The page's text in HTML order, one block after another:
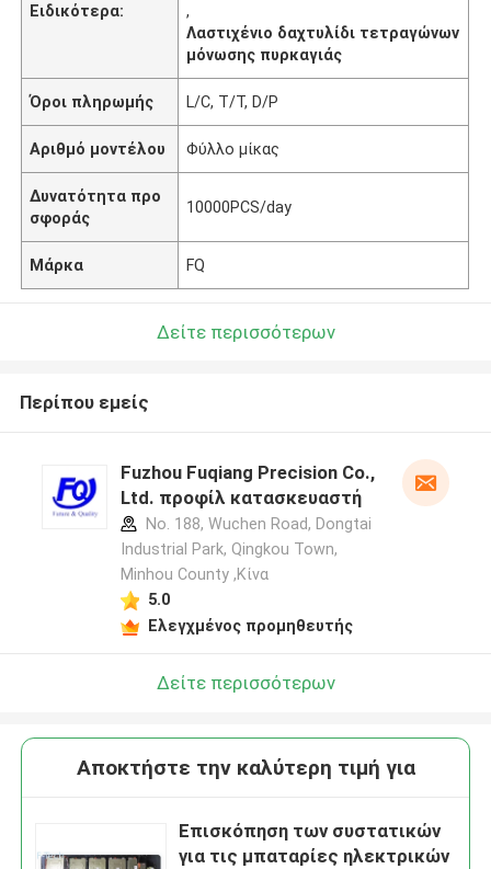
Ειδικότερα:
,
Λαστιχένιο δαχτυλίδι τετραγώνων
μόνωσης πυρκαγιάς
Όροι πληρωμής L/C, T/T, D/P
Αριθμό μοντέλου Φύλλο μίκας
Δυνατότητα προ
σφοράς
10000PCS/day
Μάρκα FQ
Δείτε περισσότερων
Περίπου εμείς
Fuzhou Fuqiang Precision Co.,
Ltd. προφίλ κατασκευαστή
No. 188, Wuchen Road, Dongtai
Industrial Park, Qingkou Town,
Minhou County ,Κίνα
5.0
Ελεγχμένος προμηθευτής
Δείτε περισσότερων
Αποκτήστε την καλύτερη τιμή για
Επισκόπηση των συστατικών
για τις μπαταρίες ηλεκτρικών